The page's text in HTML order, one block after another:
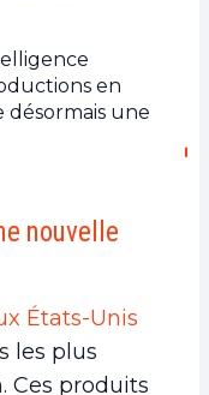
en
une
nouvelle
États-Unis
les plus
Ces produits